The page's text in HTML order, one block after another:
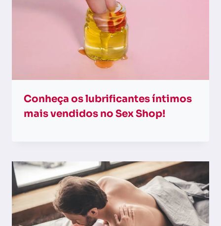
Conheça os lubrificantes íntimos
mais vendidos no Sex Shop!